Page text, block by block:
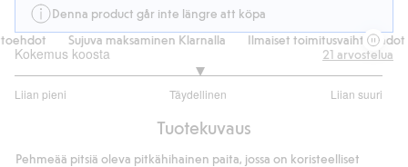
Denna product går inte längre att köpa
Sujuva maksaminen Klarnalla Ilmaiset toimitusvaihtoehdot
Kokemus koosta
Liian pieni Täydellinen Liian suuri
/
ääneen
21 arvostelua
Tuotekuvaus
Pehmeää pitsiä oleva pitkähihainen paita, jossa on koristeelliset